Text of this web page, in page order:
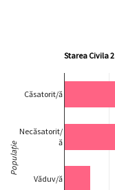
Starea Civila 2
Căsatorit/ă
Necăsatorit/
ă
Văduv/ă
Populație